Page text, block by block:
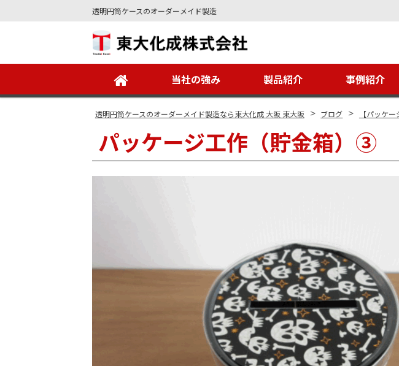
透明円筒ケースのオーダーメイド製造
当社の強み 製品紹介 事例紹介
透明円筒ケースのオーダーメイド製造なら東大化成 大阪 東大阪 > ブログ > 【パッケ
パッケージ工作（貯金箱）③